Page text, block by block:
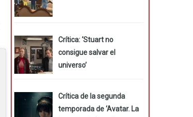
Crítica: ‘Stuart no
consigue salvar el
universo’
Crítica de la segunda
temporada de ‘Avatar. La